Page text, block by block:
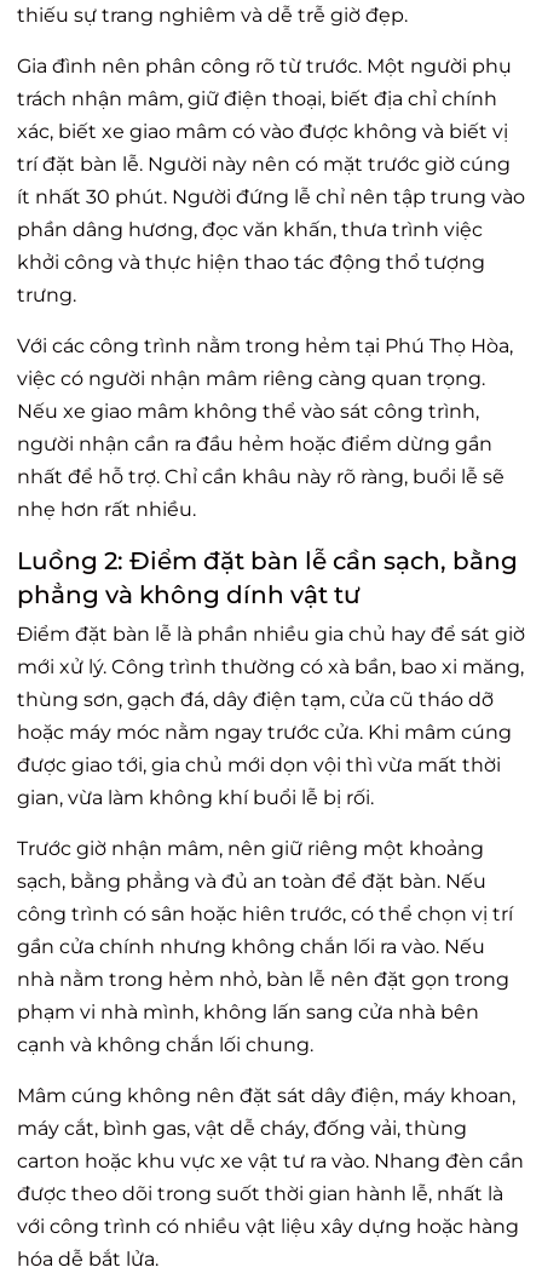
thiếu sự trang nghiêm và dễ trễ giờ đẹp.
Gia đình nên phân công rõ từ trước. Một người phụ
trách nhận mâm, giữ điện thoại, biết địa chỉ chính
xác, biết xe giao mâm có vào được không và biết vị
trí đặt bàn lễ. Người này nên có mặt trước giờ cúng
ít nhất 30 phút. Người đứng lễ chỉ nên tập trung vào
phần dâng hương, đọc văn khấn, thưa trình việc
khởi công và thực hiện thao tác động thổ tượng
trưng.
Với các công trình nằm trong hẻm tại Phú Thọ Hòa,
việc có người nhận mâm riêng càng quan trọng.
Nếu xe giao mâm không thể vào sát công trình,
người nhận cần ra đầu hẻm hoặc điểm dừng gần
nhất để hỗ trợ. Chỉ cần khâu này rõ ràng, buổi lễ sẽ
nhẹ hơn rất nhiều.
Luồng 2: Điểm đặt bàn lễ cần sạch, bằng
phẳng và không dính vật tư
Điểm đặt bàn lễ là phần nhiều gia chủ hay để sát giờ
mới xử lý. Công trình thường có xà bần, bao xi măng,
thùng sơn, gạch đá, dây điện tạm, cửa cũ tháo dỡ
hoặc máy móc nằm ngay trước cửa. Khi mâm cúng
được giao tới, gia chủ mới dọn vội thì vừa mất thời
gian, vừa làm không khí buổi lễ bị rối.
Trước giờ nhận mâm, nên giữ riêng một khoảng
sạch, bằng phẳng và đủ an toàn để đặt bàn. Nếu
công trình có sân hoặc hiên trước, có thể chọn vị trí
gần cửa chính nhưng không chắn lối ra vào. Nếu
nhà nằm trong hẻm nhỏ, bàn lễ nên đặt gọn trong
phạm vi nhà mình, không lấn sang cửa nhà bên
cạnh và không chắn lối chung.
Mâm cúng không nên đặt sát dây điện, máy khoan,
máy cắt, bình gas, vật dễ cháy, đống vải, thùng
carton hoặc khu vực xe vật tư ra vào. Nhang đèn cần
được theo dõi trong suốt thời gian hành lễ, nhất là
với công trình có nhiều vật liệu xây dựng hoặc hàng
hóa dễ bắt lửa.